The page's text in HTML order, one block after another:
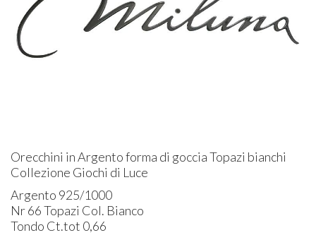
Orecchini in Argento forma di goccia Topazi bianchi
Collezione Giochi di Luce
Argento 925/1000
Nr 66 Topazi Col. Bianco
Tondo Ct.tot 0,66